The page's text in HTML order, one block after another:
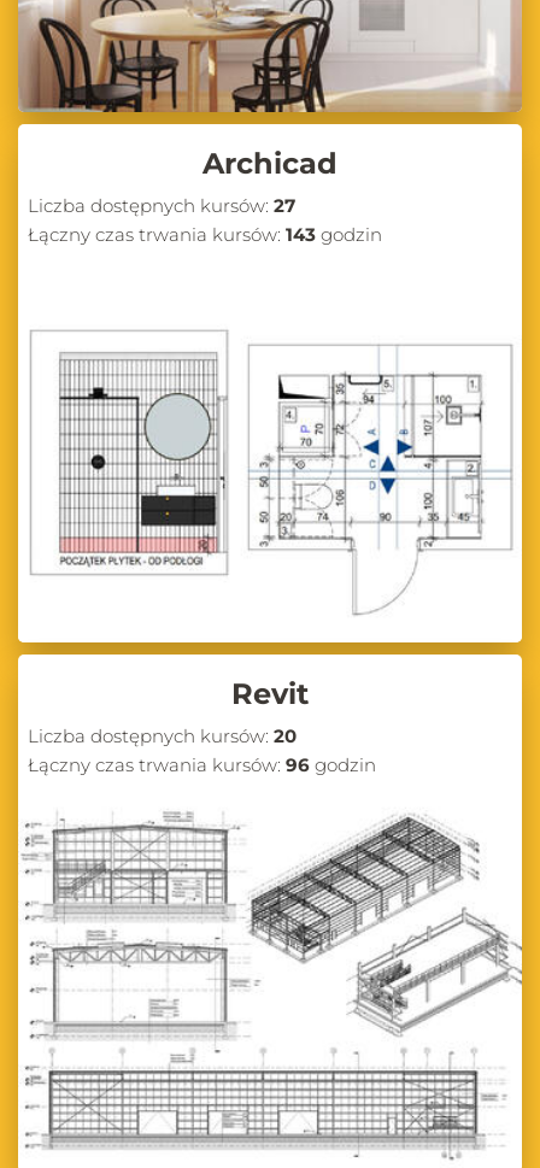
Archicad
Liczba dostępnych kursów: 27
Łączny czas trwania kursów: 143 godzin
Revit
Liczba dostępnych kursów: 20
Łączny czas trwania kursów: 96 godzin